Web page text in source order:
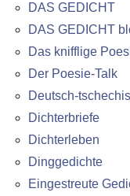
DAS GEDICHT
DAS GEDICHT
Das knifflige
Der Poesie-Talk
Deutsch-
Dichterbriefe
Dichterleben
Dinggedichte
Eingestreute